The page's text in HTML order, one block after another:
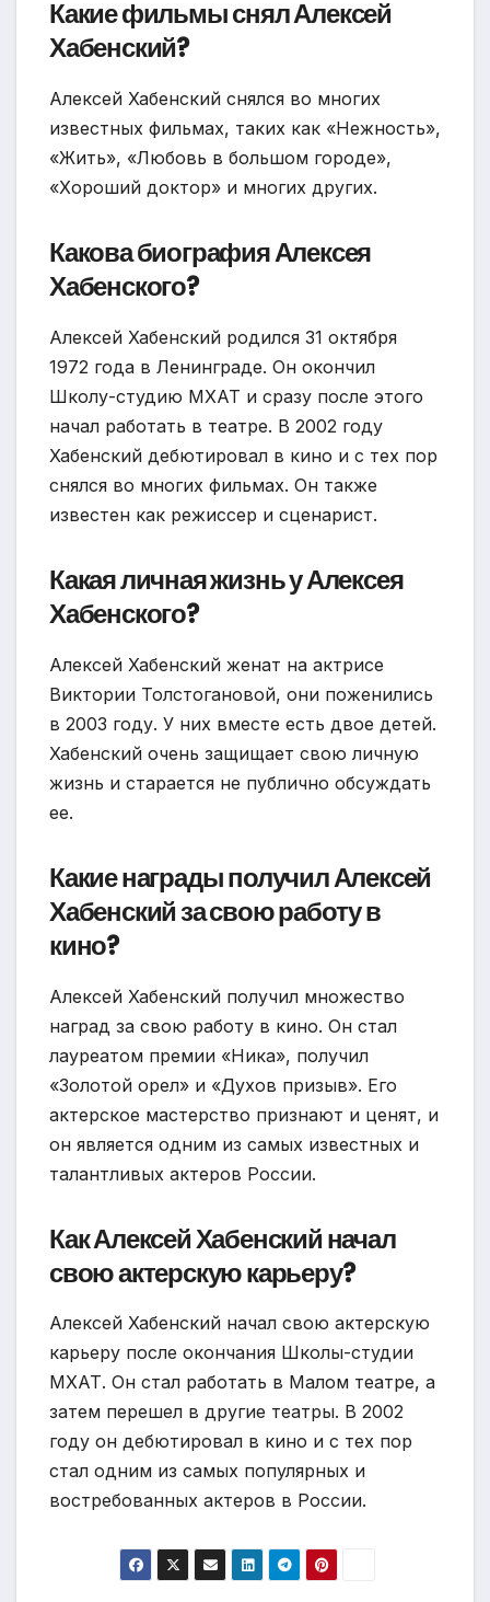
Какие фильмы снял Алексей
Хабенский?
Алексей Хабенский снялся во многих
известных фильмах, таких как «Нежность»,
«Жить», «Любовь в большом городе»,
«Хороший доктор» и многих других.
Какова биография Алексея
Хабенского?
Алексей Хабенский родился 31 октября
1972 года в Ленинграде. Он окончил
Школу-студию МХАТ и сразу после этого
начал работать в театре. В 2002 году
Хабенский дебютировал в кино и с тех пор
снялся во многих фильмах. Он также
известен как режиссер и сценарист.
Какая личная жизнь у Алексея
Хабенского?
Алексей Хабенский женат на актрисе
Виктории Толстогановой, они поженились
в 2003 году. У них вместе есть двое детей.
Хабенский очень защищает свою личную
жизнь и старается не публично обсуждать
ее.
Какие награды получил Алексей
Хабенский за свою работу в
кино?
Алексей Хабенский получил множество
наград за свою работу в кино. Он стал
лауреатом премии «Ника», получил
«Золотой орел» и «Духов призыв». Его
актерское мастерство признают и ценят, и
он является одним из самых известных и
талантливых актеров России.
Как Алексей Хабенский начал
свою актерскую карьеру?
Алексей Хабенский начал свою актерскую
карьеру после окончания Школы-студии
МХАТ. Он стал работать в Малом театре, а
затем перешел в другие театры. В 2002
году он дебютировал в кино и с тех пор
стал одним из самых популярных и
востребованных актеров в России.